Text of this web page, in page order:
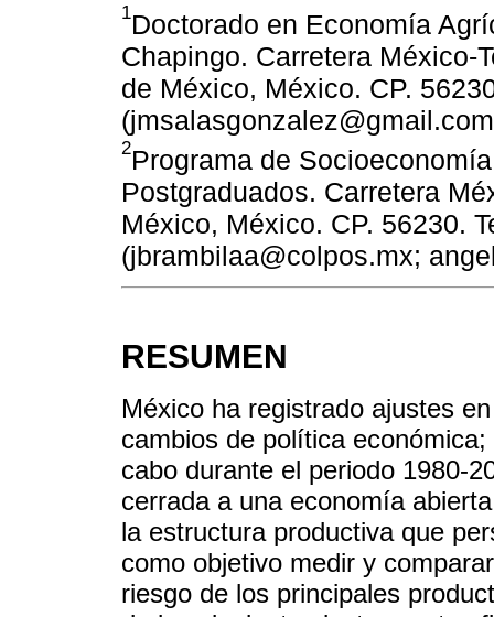
1Doctorado en Economía
Chapingo. Carretera México-
de México, México. CP.
2Programa de
Postgraduados. Carretera
México, México. CP. 56230.
(jbrambilaa@colpos.mx;
RESUMEN
México ha registrado ajustes
cambios de política
cabo durante el periodo 1980-
cerrada a una economía
la estructura productiva que
como objetivo medir y
riesgo de los principales